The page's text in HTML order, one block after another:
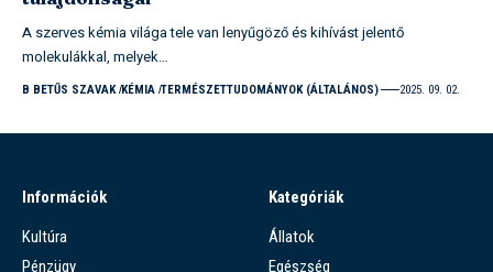
A szerves kémia világa tele van lenyűgöző és kihívást jelentő
molekulákkal, melyek…
B BETŰS SZAVAK KÉMIA TERMÉSZETTUDOMÁNYOK (ÁLTALÁNOS) 2025. 09. 02.
Információk
Kultúra
Pénzügy
Kategóriák
Állatok
Egészség